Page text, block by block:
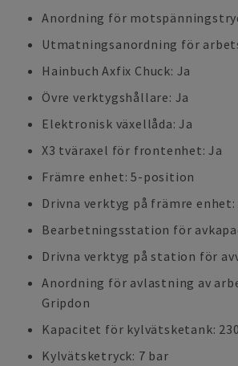
Anordning för
Utmatningsanordning för
Hainbuch Axfix Chuck: Ja
Övre verktygshållare: Ja
Elektronisk växellåda: Ja
X3 tväraxel för frontenhet: Ja
Främre enhet: 5-position
Drivna verktyg på främre enhet:
Bearbetningsstation för
Drivna verktyg på station för
Anordning för avlastning av
Gripdon
Kapacitet för kylvätsketank:
Kylvätsketryck: 7 bar